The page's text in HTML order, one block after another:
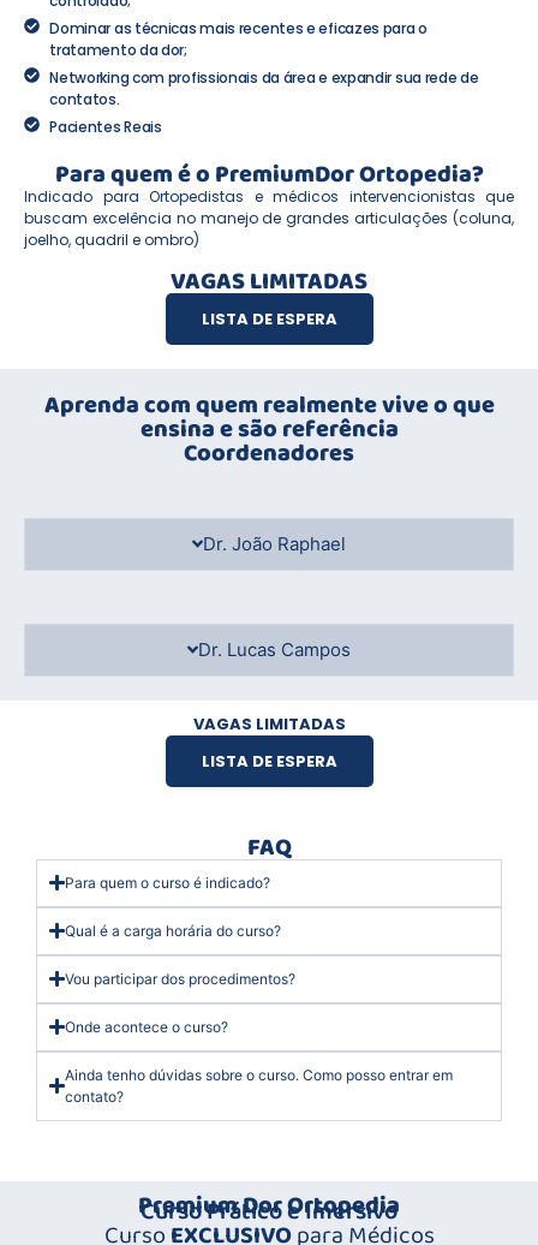
Dominar as técnicas mais recentes e eficazes para o
tratamento da dor;
Networking com profissionais da área e expandir sua rede de
contatos.
Pacientes Reais
Para quem é o PremiumDor Ortopedia?
Indicado para Ortopedistas e médicos intervencionistas que
buscam excelência no manejo de grandes articulações (coluna,
joelho, quadril e ombro)
VAGAS LIMITADAS
LISTA DE ESPERA
Aprenda com quem realmente vive o que
ensina e são referência
Coordenadores
Dr. João Raphael
Dr. Lucas Campos
VAGAS LIMITADAS
LISTA DE ESPERA
FAQ
Para quem o curso é indicado?
Qual é a carga horária do curso?
Vou participar dos procedimentos?
Onde acontece o curso?
Ainda tenho dúvidas sobre o curso. Como posso entrar em
contato?
Premium Dor Ortopedia
Curso Prático e Imersivo
CursoEXCLUSIVOpara Médicos